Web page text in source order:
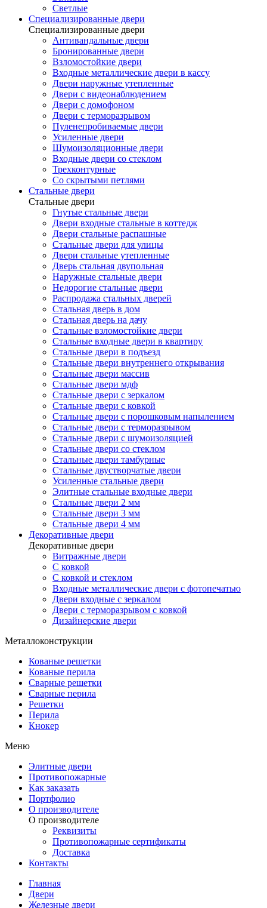
Светлые
Специализированные двери
Специализированные двери
Антивандальные двери
Бронированные двери
Взломостойкие двери
Входные металлические двери в кассу
Двери наружные утепленные
Двери с видеонаблюдением
Двери с домофоном
Двери с терморазрывом
Пуленепробиваемые двери
Усиленные двери
Шумоизоляционные двери
Входные двери со стеклом
Трехконтурные
Со скрытыми петлями
Стальные двери
Стальные двери
Гнутые стальные двери
Двери входные стальные в коттедж
Двери стальные распашные
Стальные двери для улицы
Двери стальные утепленные
Дверь стальная двупольная
Наружные стальные двери
Недорогие стальные двери
Распродажа стальных дверей
Стальная дверь в дом
Стальная дверь на дачу
Стальные взломостойкие двери
Стальные входные двери в квартиру
Стальные двери в подъезд
Стальные двери внутреннего открывания
Стальные двери массив
Стальные двери мдф
Стальные двери с зеркалом
Стальные двери с ковкой
Стальные двери с порошковым напылением
Стальные двери с терморазрывом
Стальные двери с шумоизоляцией
Стальные двери со стеклом
Стальные двери тамбурные
Стальные двустворчатые двери
Усиленные стальные двери
Элитные стальные входные двери
Стальные двери 2 мм
Стальные двери 3 мм
Стальные двери 4 мм
Декоративные двери
Декоративные двери
Витражные двери
С ковкой
С ковкой и стеклом
Входные металлические двери с фотопечатью
Двери входные с зеркалом
Двери с терморазрывом с ковкой
Дизайнерские двери
Металлоконструкции
Кованые решетки
Кованые перила
Сварные решетки
Сварные перила
Решетки
Перила
Кнокер
Меню
Элитные двери
Противопожарные
Как заказать
Портфолио
О производителе
О производителе
Реквизиты
Противопожарные сертификаты
Доставка
Контакты
Главная
Двери
Железные двери